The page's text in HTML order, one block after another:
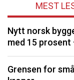
MEST
Nytt norsk
med 15
Grensen for